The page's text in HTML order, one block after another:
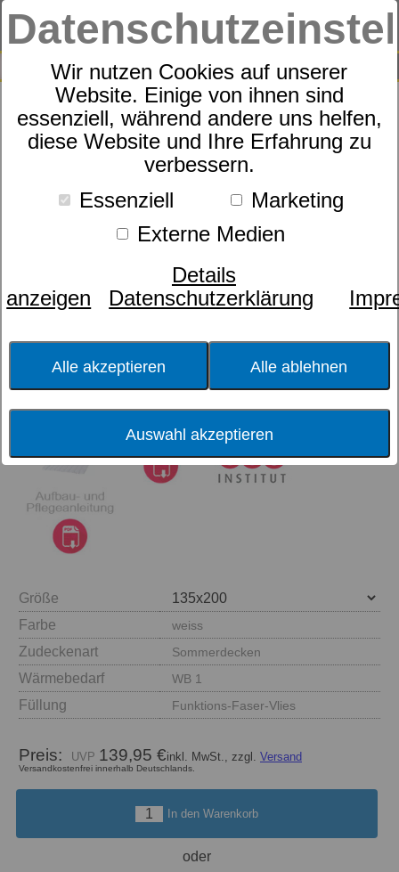
Wir nutzen Cookies auf unserer
Website. Einige von ihnen sind
essenziell, während andere uns helfen,
diese Website und Ihre Erfahrung zu
verbessern.
Essenziell
Marketing
Externe Medien
Details
anzeigen
Datenschutzerklärung
Alle akzeptieren Alle ablehnen
Auswahl akzeptieren
SUCHE
0
Zudecke
dormabell active air - Faser,
Solo
Größe
Farbe
weiss
Zudeckenart Sommerdecken
Wärmebedarf WB 1
Füllung Funktions-Faser-Vlies
Preis: 139,95 €inkl. MwSt., zzgl. Versand
Versandkostenfrei innerhalb Deutschlands.
In den Warenkorb
oder